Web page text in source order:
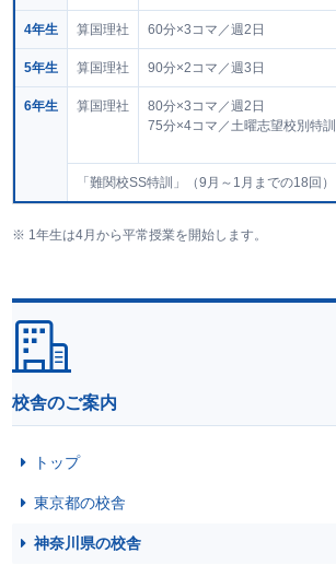
4年生 算国理社 60分×3コマ／週2日
5年生 算国理社 90分×2コマ／週3日
6年生 算国理社
80分×3コマ／週2日
75分×4コマ／土曜志望校別特訓
「難関校SS特訓」（9月～1月までの18回）
1年生は4月から平常授業を開始します。
校舎のご案内
トップ
東京都の校舎
神奈川県の校舎